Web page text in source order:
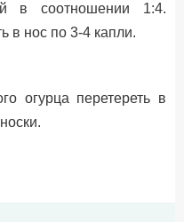
в соотношении 1:4.
в нос по 3-4 капли.
огурца перетереть в